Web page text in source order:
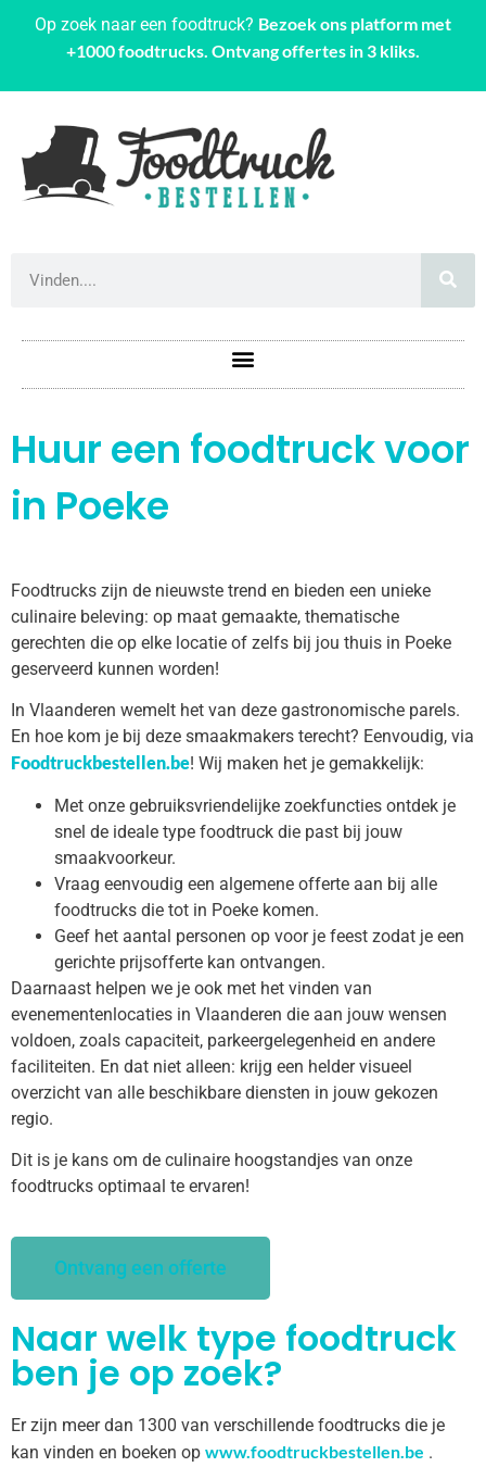
Op zoek naar een foodtruck? Bezoek ons platform met
+1000 foodtrucks. Ontvang offertes in 3 kliks.
Huur een foodtruck voor
in Poeke
Foodtrucks zijn de nieuwste trend en bieden een unieke
culinaire beleving: op maat gemaakte, thematische
gerechten die op elke locatie of zelfs bij jou thuis in Poeke
geserveerd kunnen worden!
In Vlaanderen wemelt het van deze gastronomische parels.
En hoe kom je bij deze smaakmakers terecht? Eenvoudig, via
Foodtruckbestellen.be! Wij maken het je gemakkelijk:
Met onze gebruiksvriendelijke zoekfuncties ontdek je
snel de ideale type foodtruck die past bij jouw
smaakvoorkeur.
Vraag eenvoudig een algemene offerte aan bij alle
foodtrucks die tot in Poeke komen.
Geef het aantal personen op voor je feest zodat je een
gerichte prijsofferte kan ontvangen.
Daarnaast helpen we je ook met het vinden van
evenementenlocaties in Vlaanderen die aan jouw wensen
voldoen, zoals capaciteit, parkeergelegenheid en andere
faciliteiten. En dat niet alleen: krijg een helder visueel
overzicht van alle beschikbare diensten in jouw gekozen
regio.
Dit is je kans om de culinaire hoogstandjes van onze
foodtrucks optimaal te ervaren!
Ontvang een offerte
Naar welk type foodtruck
ben je op zoek?
Er zijn meer dan 1300 van verschillende foodtrucks die je
kan vinden en boeken op www.foodtruckbestellen.be .